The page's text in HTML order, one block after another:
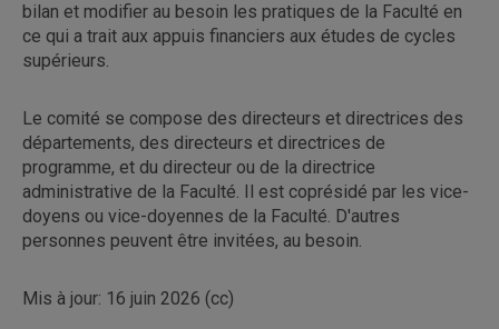
bilan et modifier au besoin les pratiques de la Faculté en
ce qui a trait aux appuis financiers aux études de cycles
supérieurs.
Le comité se compose des directeurs et directrices des
départements, des directeurs et directrices de
programme, et du directeur ou de la directrice
administrative de la Faculté. Il est coprésidé par les vice-
doyens ou vice-doyennes de la Faculté. D'autres
personnes peuvent être invitées, au besoin.
Mis à jour: 16 juin 2026 (cc)